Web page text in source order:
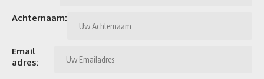
Achternaam:
Email
adres: